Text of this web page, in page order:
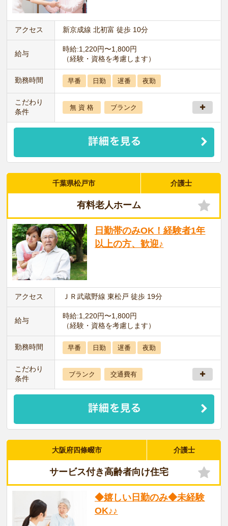
アクセス 新京成線 北初富 徒歩 10分
給与
時給:1,220円〜1,800円
（経験・資格を考慮します）
勤務時間 早番 日勤 遅番 夜勤
こだわり
条件
無 資 格 ブランク
千葉県松戸市 介護士
有料老人ホーム
日勤帯のみOK！経験者1年
以上の方、歓迎♪
アクセス ＪＲ武蔵野線 東松戸 徒歩 19分
給与
時給:1,220円〜1,800円
（経験・資格を考慮します）
勤務時間 早番 日勤 遅番 夜勤
こだわり
条件
ブランク 交通費有
大阪府四條畷市 介護士
サービス付き高齢者向け住宅
◆嬉しい日勤のみ◆未経験
OK♪♪